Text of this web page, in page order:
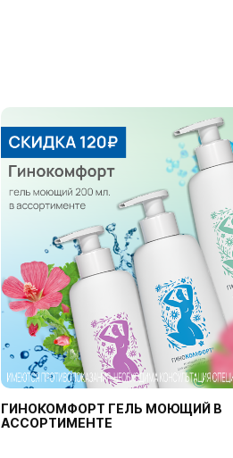
ГИНОКОМФОРТ ГЕЛЬ МОЮЩИЙ В
АССОРТИМЕНТЕ